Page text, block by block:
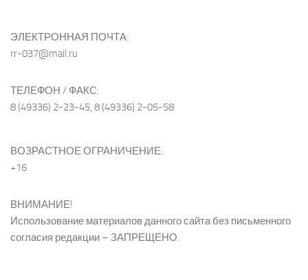
ЭЛЕКТРОННАЯ ПОЧТА:
rr-037@mail.ru
ТЕЛЕФОН / ФАКС:
8 (49336) 2-23-45, 8 (49336) 2-05-58
ВОЗРАСТНОЕ ОГРАНИЧЕНИЕ:
+16
ВНИМАНИЕ!
Использование материалов данного сайта без письменного
согласия редакции – ЗАПРЕЩЕНО.